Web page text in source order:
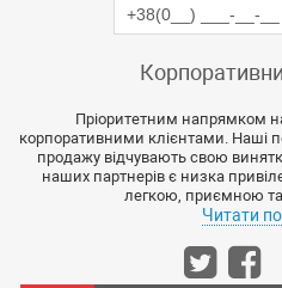
Пріоритетним напрямком
корпоративними клієнтами. Наші
продажу відчувають свою
наших партнерів є низка
легкою, приємною
Читати